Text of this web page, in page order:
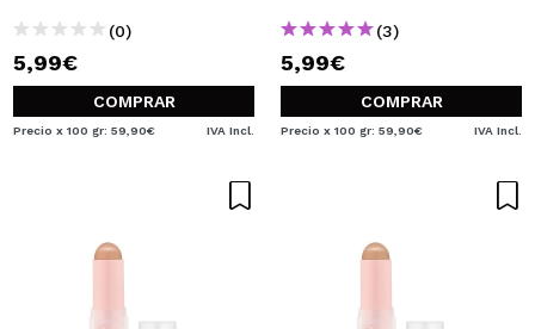
(0)
5,99€
COMPRAR
Precio x 100 gr: 59,90€ IVA Incl.
(3)
5,99€
COMPRAR
Precio x 100 gr: 59,90€ IVA Incl.